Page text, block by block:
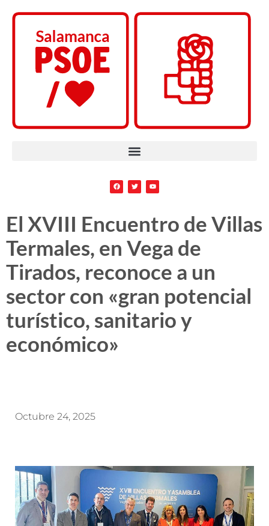
El XVIII Encuentro de Villas
Termales, en Vega de
Tirados, reconoce a un
sector con «gran potencial
turístico, sanitario y
económico»
Octubre 24, 2025